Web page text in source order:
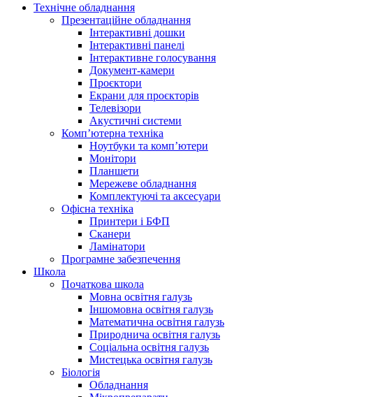
Технічне обладнання
Презентаційне обладнання
Інтерактивні дошки
Інтерактивні панелі
Інтерактивне голосування
Документ-камери
Проєктори
Екрани для проєкторів
Телевізори
Акустичні системи
Комп’ютерна техніка
Ноутбуки та комп’ютери
Монітори
Планшети
Мережеве обладнання
Комплектуючі та аксесуари
Офісна техніка
Принтери і БФП
Сканери
Ламінатори
Програмне забезпечення
Школа
Початкова школа
Мовна освітня галузь
Іншомовна освітня галузь
Математична освітня галузь
Природнича освітня галузь
Соціальна освітня галузь
Мистецька освітня галузь
Біологія
Обладнання